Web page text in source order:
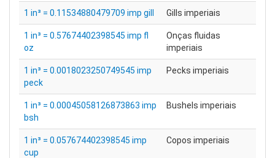
1 in³ = 0.11534880479709 imp gill Gills imperiais
1 in³ = 0.57674402398545 imp fl
oz
Onças fluidas
imperiais
1 in³ = 0.0018023250749545 imp
peck
Pecks imperiais
1 in³ = 0.00045058126873863 imp
bsh
Bushels imperiais
1 in³ = 0.057674402398545 imp
cup
Copos imperiais